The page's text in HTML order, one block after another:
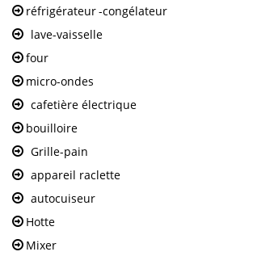
réfrigérateur-congélateur
lave-vaisselle
four
micro-ondes
cafetière électrique
bouilloire
Grille-pain
appareil raclette
autocuiseur
Hotte
Mixer